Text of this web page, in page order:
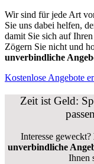
Wir sind für jede Art
Sie uns dabei helfen,
damit Sie sich auf
Zögern Sie nicht und
unverbindliche
Kostenlose Angebote
Zeit ist Geld:
Interesse geweckt?
unverbindliche
Ihnen